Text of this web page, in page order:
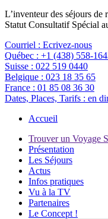
L’inventeur des séjours de
Statut Consultatif Spécial
Courriel : Ecrivez-nous
Québec : +1 (438) 558-
Suisse : 022 519 0440
Belgique : 023 18 35 65
France : 01 85 08 36 30
Dates, Places, Tarifs : en
Accueil
Trouver un Voyage
Présentation
Les Séjours
Actus
Infos pratiques
Vu à la TV
Partenaires
Le Concept !